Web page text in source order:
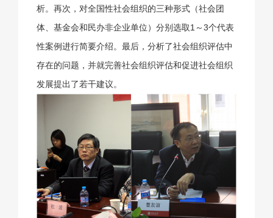
析。再次，对全国性社会组织的三种形式（社会团
体、基金会和民办非企业单位）分别选取1～3个代表
性案例进行简要介绍。最后，分析了社会组织评估中
存在的问题，并就完善社会组织评估和促进社会组织
发展提出了若干建议。